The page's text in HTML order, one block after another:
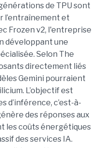
de TPU sont
l’entraînement et
Frozen v2, l'entreprise
développant une
Selon The
directement liés
Gemini pourraient
L’objectif est
d’inférence, c’est-à-
des réponses aux
les coûts énergétiques
des services IA.